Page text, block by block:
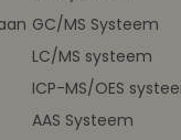
GC/MS Systeem
LC/MS systeem
ICP-MS/OES
AAS Systeem